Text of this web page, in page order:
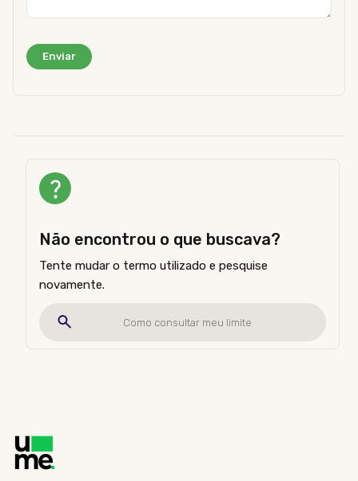
Não encontrou o que buscava?
Tente mudar o termo utilizado e pesquise
novamente.